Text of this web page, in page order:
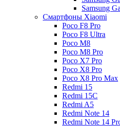
Samsung
Смартфоны Xiaomi
Poco F8 Pro
Poco F8 Ultra
Poco M8
Poco M8 Pro
Poco X7 Pro
Poco X8 Pro
Poco X8 Pro Max
Redmi 15
Redmi 15C
Redmi A5
Redmi Note 14
Redmi Note 14